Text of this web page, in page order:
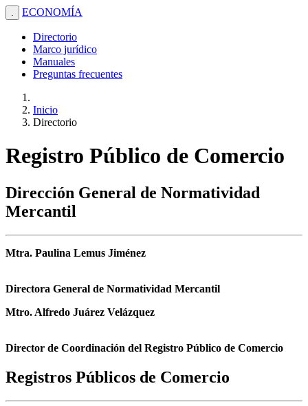
. ECONOMÍA
Directorio
Marco jurídico
Manuales
Preguntas frecuentes
Inicio
Directorio
Registro Público de Comercio
Dirección General de Normatividad
Mercantil
Mtra. Paulina Lemus Jiménez
Directora General de Normatividad Mercantil
Mtro. Alfredo Juárez Velázquez
Director de Coordinación del Registro Público de Comercio
Registros Públicos de Comercio